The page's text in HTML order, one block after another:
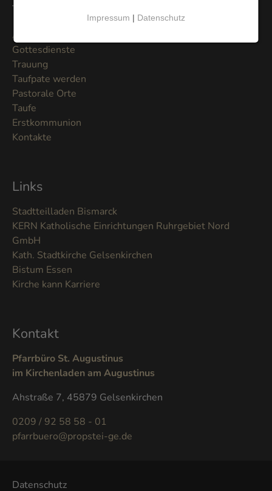
Themen
Aktuelles
Gottesdienste
Trauung
Taufpate werden
Pastorale Orte
Taufe
Erstkommunion
Kontakte
Links
Stadtteilladen Bismarck
KERN Katholische Einrichtungen Ruhrgebiet Nord
GmbH
Kath. Stadtkirche Gelsenkirchen
Bistum Essen
Kirche kann Karriere
Kontakt
Pfarrbüro St. Augustinus
im Kirchenladen am Augustinus
Ahstraße 7, 45879 Gelsenkirchen
0209 / 92 58 58 - 01
pfarrbuero@propstei-ge.de
Datenschutz
Impressum | Datenschutz